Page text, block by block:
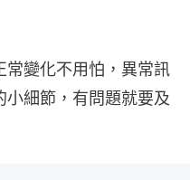
常變化不用怕，異常訊
細節，有問題就要及